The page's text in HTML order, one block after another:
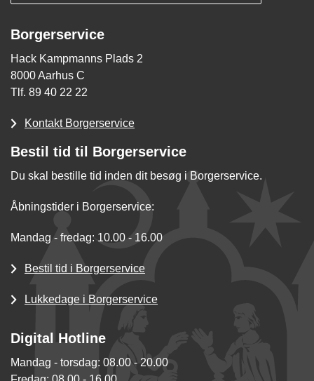
Borgerservice
Hack Kampmanns Plads 2
8000 Aarhus C
Tlf. 89 40 22 22
Kontakt Borgerservice
Bestil tid til Borgerservice
Du skal bestille tid inden dit besøg i Borgerservice.
Åbningstider i Borgerservice:
Mandag - fredag: 10.00 - 16.00
Bestil tid i Borgerservice
Lukkedage i Borgerservice
Digital Hotline
Mandag - torsdag: 08.00 - 20.00